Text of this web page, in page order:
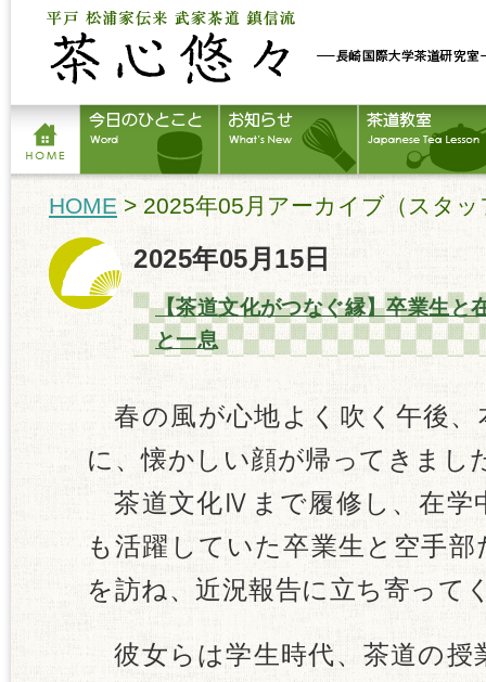
HOME > 2025年05月アーカイブ（スタ
2025年05月15日
【茶道文化がつなぐ縁】卒業生と
と一息
春の風が心地よく吹く午後、
に、懐かしい顔が帰ってきまし
茶道文化Ⅳまで履修し、在学
も活躍していた卒業生と空手
を訪ね、近況報告に立ち寄って
彼女らは学生時代、茶道の授